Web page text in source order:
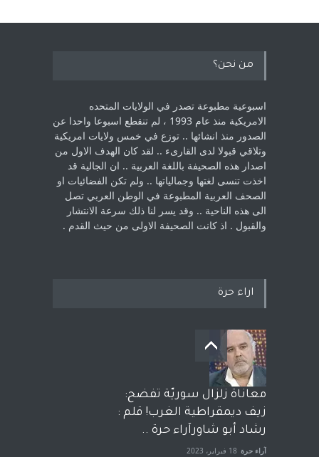
من نحن؟
اسبوعية مطبوعة تصدر في الولايات المتحده
الامريكية منذ عام 1993 ، لم ‏تنقطع اسبوعا واحدا عن
الصدور منذ انشائها .. توزع في خمس ولايات امريكية
‏وتلاقي قبولا لدى القارىء ..‏ لقد كان الهدف الاول من
اصدار هذه الصحيفة باللغة العربية .. ان الجالية قد
اخذت ‏تنسى لغتها وجمالياتها .. ولم تكن الفضائيات او
الصحف العربية المطبوعة في الوطن ‏العربي تصل
الى هذه الناحية .. وقد يسر لنا ذلك سرعة الانتشار
والقبول . اذ كانت ‏الصحيفة الاولى من حيث القدم . ‏
اراء حرة
معاناة زلزال سوريّة تفضح:
زيف ديمقراطية الغرب! قلم :
رشاد أبو شاورآراء حرة ..
آراء حرة 18 فبراير، 2023